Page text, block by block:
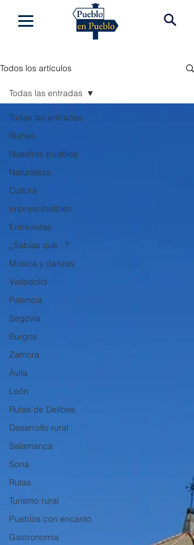
Todos los artículos
Todas las entradas
Ruinas
Nuestros pueblos
Naturaleza
Cultura
Imprescindibles
Entrevistas
¿Sabías que...?
Música y danzas
Valladolid
Palencia
Segovia
Burgos
Zamora
Ávila
León
Rutas de Delibes
Desarrollo rural
Salamanca
Soria
Rutas
Turismo rural
Pueblos con encanto
Gastronomía
Todas las entradas